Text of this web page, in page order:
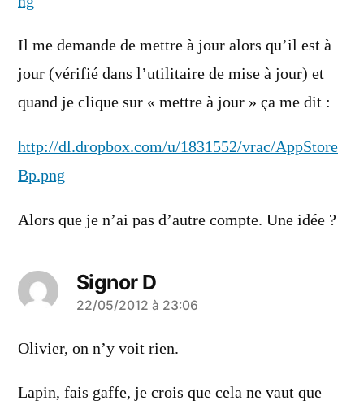
Il me demande de mettre à jour alors qu’il est à
jour (vérifié dans l’utilitaire de mise à jour) et
quand je clique sur « mettre à jour » ça me dit :
http://dl.dropbox.com/u/1831552/vrac/AppStore
Bp.png
Alors que je n’ai pas d’autre compte. Une idée ?
Signor D
a
dit :
22/05/2012 à 23:06
Olivier, on n’y voit rien.
Lapin, fais gaffe, je crois que cela ne vaut que